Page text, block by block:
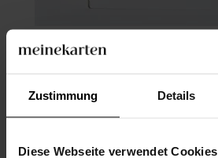
Zustimmung Details
Diese Webseite verwendet Cookies